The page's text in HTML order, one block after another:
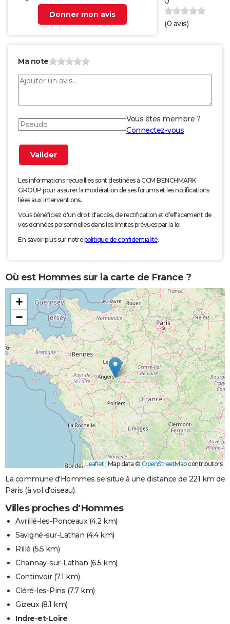
Donner mon avis
(0 avis)
Ma note
Vous êtes membre ?
Connectez-vous
Les informations recueillies sont destinées à CCM BENCHMARK
GROUP pour assurer la modération de ses forums et les notifications
liées aux interventions.
Vous bénéficiez d'un droit d'accès, de rectification et d'effacement de
vos données personnelles dans les limites prévues par la loi.
En savoir plus sur notrepolitique de confidentialité.
Où est Hommes sur la carte de France ?
+
−
Leaflet Map data © OpenStreetMapcontributors
La commune d'Hommes se situe à une distance de 221 km de
Paris (à vol d'oiseau).
Villes proches d'Hommes
Avrillé-les-Ponceaux(4.2 km)
Savigné-sur-Lathan (4.4 km)
Rillé (5.5 km)
Channay-sur-Lathan (6.5 km)
Continvoir(7.1 km)
Cléré-les-Pins (7.7 km)
Gizeux(8.1 km)
Indre-et-Loire